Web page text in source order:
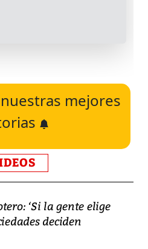
mejores
‘Si la gente elige
deciden